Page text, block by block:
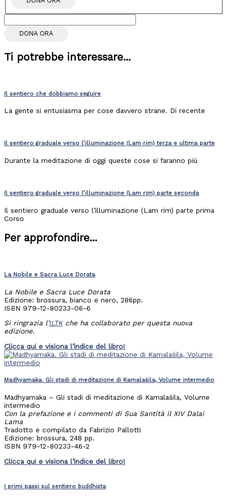
DONA ORA
Ti potrebbe interessare...
Il sentiero che dobbiamo seguire
La gente si entusiasma per cose davvero strane. Di recente
Il sentiero graduale verso l’illuminazione (Lam rim) terza e ultima parte
Durante la meditazione di oggi queste cose si faranno più
Il sentiero graduale verso l’illuminazione (Lam rim) parte seconda
Il sentiero graduale verso l’illuminazione (Lam rim) parte prima
Corso
Per approfondire...
La Nobile e Sacra Luce Dorata
La Nobile e Sacra Luce Dorata
Edizione: brossura, bianco e nero, 286pp.
ISBN 979-12-80233-06-6
Si ringrazia l’ILTKche ha collaborato per questa nuova
edizione.
Clicca qui e visiona l’indice del libro!
Madhyamaka. Gli stadi di meditazione di Kamalaśila, Volume intermedio
Madhyamaka – Gli stadi di meditazione di Kamalaśila, Volume
intermedio
Con la prefazione e i commenti di Sua Santità il XIV Dalai
Lama
Tradotto e compilato da Fabrizio Pallotti
Edizione: brossura, 248 pp.
ISBN 979-12-80233-46-2
Clicca qui e visiona l’indice del libro!
I primi passi sul sentiero buddhista